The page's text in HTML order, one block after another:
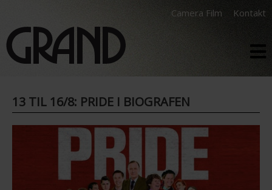
Camera Film Kontakt
13 TIL 16/8: PRIDE I BIOGRAFEN